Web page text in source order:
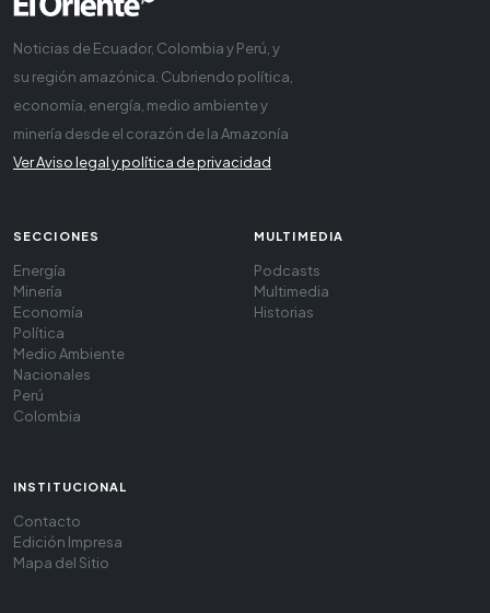
Noticias de Ecuador, Colombia y Perú, y
su región amazónica. Cubriendo política,
economía, energía, medio ambiente y
minería desde el corazón de la Amazonía
Ver Aviso legal y política de privacidad
SECCIONES
Energía
Minería
Economía
Política
Medio Ambiente
Nacionales
Perú
Colombia
MULTIMEDIA
Podcasts
Multimedia
Historias
INSTITUCIONAL
Contacto
Edición Impresa
Mapa del Sitio